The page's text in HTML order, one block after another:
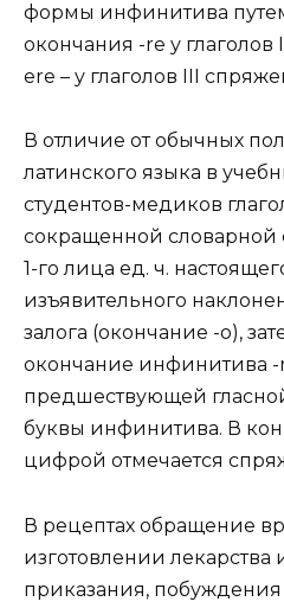
формы инфинитива
окончания -re у
ere – у глаголов III
В отличие от обычных
латинского языка в
студентов-медиков
сокращенной
1-го лица ед. ч.
изъявительного
залога (окончание -о),
окончание инфинитива -
предшествующей
буквы инфинитива. В
цифрой отмечается
В рецептах обращение
изготовлении лекарства
приказания,